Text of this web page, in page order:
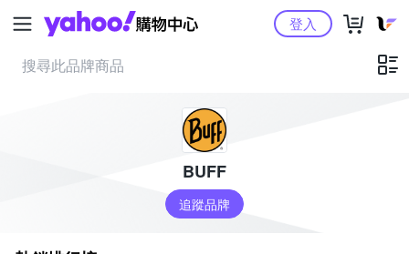
Yahoo購物中心登入
BUFF
追蹤品牌